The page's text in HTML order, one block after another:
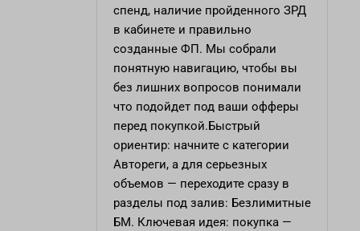
спенд, наличие пройденного ЗРД
в кабинете и правильно
созданные ФП. Мы собрали
понятную навигацию, чтобы вы
без лишних вопросов понимали
что подойдет под ваши офферы
перед покупкой.Быстрый
ориентир: начните с категории
Автореги, а для серьезных
объемов — переходите сразу в
разделы под залив: Безлимитные
БМ. Ключевая идея: покупка —